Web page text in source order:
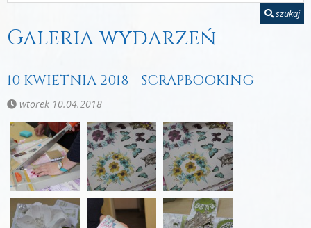
szukaj
Galeria wydarzeń
10 KWIETNIA 2018 - SCRAPBOOKING
wtorek 10.04.2018